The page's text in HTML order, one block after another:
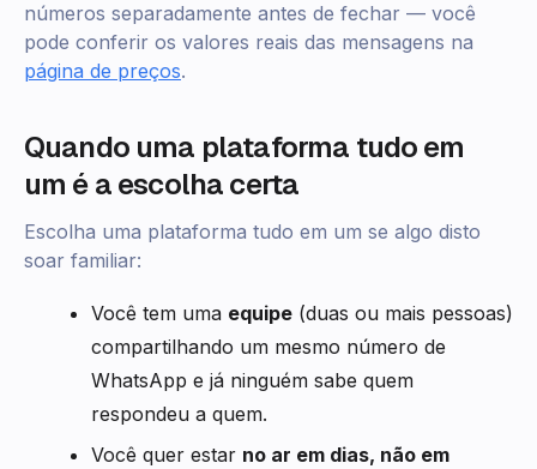
números separadamente antes de fechar — você
pode conferir os valores reais das mensagens na
página de preços.
Quando uma plataforma tudo em
um é a escolha certa
Escolha uma plataforma tudo em um se algo disto
soar familiar:
Você tem uma equipe (duas ou mais pessoas)
compartilhando um mesmo número de
WhatsApp e já ninguém sabe quem
respondeu a quem.
Você quer estar no ar em dias, não em